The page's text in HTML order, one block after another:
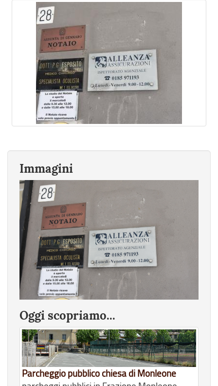
Immagini
Oggi scopriamo...
Parcheggio pubblico chiesa di Monleone